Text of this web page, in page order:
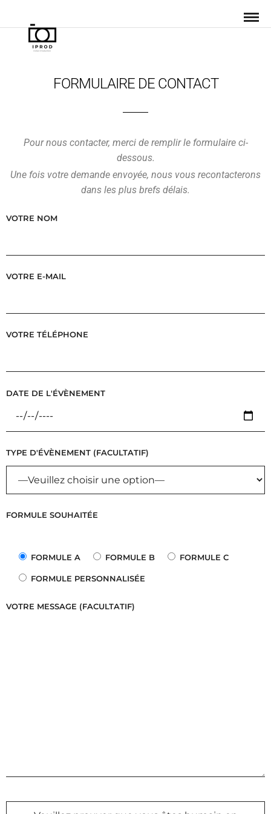
FORMULAIRE DE CONTACT
Pour nous contacter, merci de remplir le formulaire ci-
dessous.
Une fois votre demande envoyée, nous vous recontacterons
dans les plus brefs délais.
VOTRE NOM
VOTRE E-MAIL
VOTRE TÉLÉPHONE
DATE DE L'ÉVÈNEMENT
TYPE D'ÉVÈNEMENT (FACULTATIF)
FORMULE SOUHAITÉE
FORMULE A FORMULE B FORMULE C
FORMULE PERSONNALISÉE
VOTRE MESSAGE (FACULTATIF)